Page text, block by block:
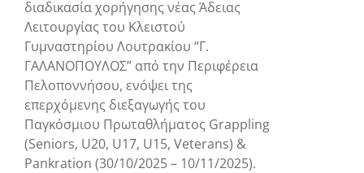
διαδικασία χορήγησης νέας Άδειας
Λειτουργίας του Κλειστού
Γυμναστηρίου Λουτρακίου “Γ.
ΓΑΛΑΝΟΠΟΥΛΟΣ” από την Περιφέρεια
Πελοποννήσου, ενόψει της
επερχόμενης διεξαγωγής του
Παγκόσμιου Πρωταθλήματος Grappling
(Seniors, U20, U17, U15, Veterans) &
Pankration (30/10/2025 – 10/11/2025).